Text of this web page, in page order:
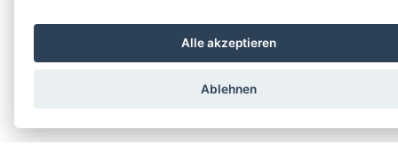
Alle akzeptieren
Ablehnen